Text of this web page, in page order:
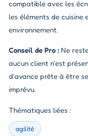
compatible avec les
les éléments de
environnement.
Conseil de Pro : Ne
aucun client n'est
d'avance prête à être
imprévu.
Thématiques liées :
agilité